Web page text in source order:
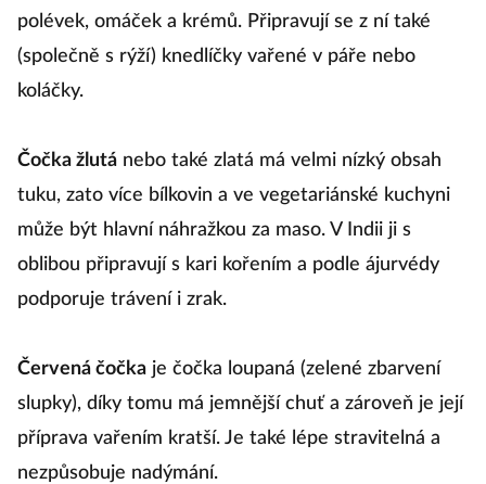
polévek, omáček a krémů. Připravují se z ní také
(společně s rýží) knedlíčky vařené v páře nebo
koláčky.
Čočka žlutá nebo také zlatá má velmi nízký obsah
tuku, zato více bílkovin a ve vegetariánské kuchyni
může být hlavní náhražkou za maso. V Indii ji s
oblibou připravují s kari kořením a podle ájurvédy
podporuje trávení i zrak.
Červená čočka je čočka loupaná (zelené zbarvení
slupky), díky tomu má jemnější chuť a zároveň je její
příprava vařením kratší. Je také lépe stravitelná a
nezpůsobuje nadýmání.